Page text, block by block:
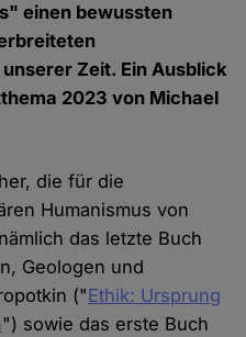
einen bewussten
Zeit. Ein Ausblick
2023 von Michael
die für die
Humanismus von
das letzte Buch
Geologen und
("Ethik: Ursprung
") sowie das erste Buch